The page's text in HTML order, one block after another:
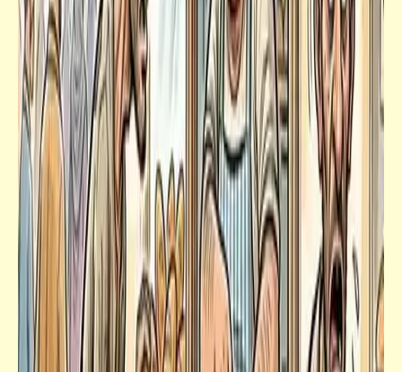
قصص
مقتطفات قصصيّة من مؤلفات "ابن أبي صادق"
كلمة ونص
س: أيّهما أهم وأوْلى وأجْدى: بناء الإنسان
المصري أم بناء القوّة العسكريّة؟ | ج: طبعاً القوّة
العسكريّة .. ما هيَّ دي اللي ح تذل الإنسان